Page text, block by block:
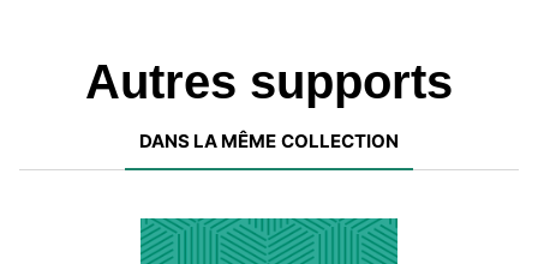
Autres supports
DANS LA MÊME COLLECTION